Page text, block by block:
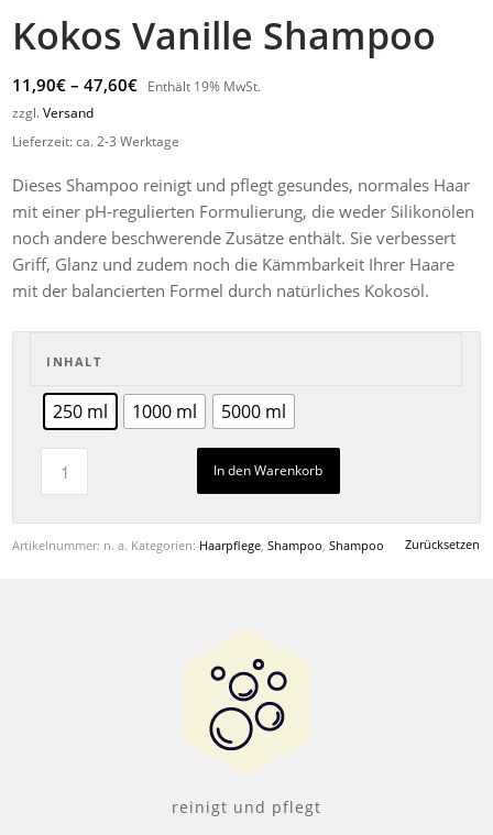
Kokos Vanille Shampoo
11,90€ –47,60€Preisspanne:
bis
Enthält 19% MwSt.
zzgl.Versand
Lieferzeit: ca. 2-3 Werktage
Dieses Shampoo reinigt und pflegt gesundes, normales Haar
mit einer pH-regulierten Formulierung, die weder Silikonölen
noch andere beschwerende Zusätze enthält. Sie verbessert
Griff, Glanz und zudem noch die Kämmbarkeit Ihrer Haare
mit der balancierten Formel durch natürliches Kokosöl.
INHALT
250 ml 1000 ml 5000 ml
Zurücksetzen
In den Warenkorb
Artikelnummer: n. a. Kategorien: Haarpflege,Shampoo,Shampoo
reinigt und pflegt